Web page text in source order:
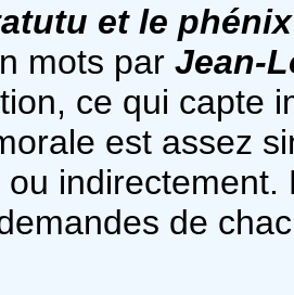
et le phénix
mots par Jean-
ce qui capte
est assez
de